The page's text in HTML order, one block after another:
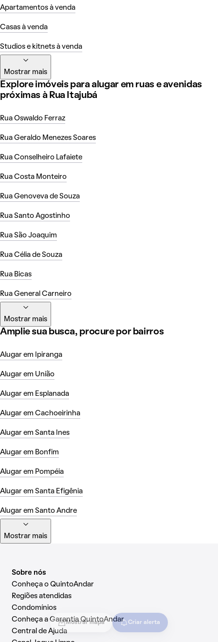
Mostrar mapa Criar alerta
Apartamentos à venda
Casas à venda
Studios e kitnets à venda
Mostrar mais
Explore imóveis para alugar em ruas e avenidas
próximas à Rua Itajubá
Rua Oswaldo Ferraz
Rua Geraldo Menezes Soares
Rua Conselheiro Lafaiete
Rua Costa Monteiro
Rua Genoveva de Souza
Rua Santo Agostinho
Rua São Joaquim
Rua Célia de Souza
Rua Bicas
Rua General Carneiro
Mostrar mais
Amplie sua busca, procure por bairros
Alugar em Ipiranga
Alugar em União
Alugar em Esplanada
Alugar em Cachoeirinha
Alugar em Santa Ines
Alugar em Bonfim
Alugar em Pompéia
Alugar em Santa Efigênia
Alugar em Santo Andre
Mostrar mais
Sobre nós
Conheça o QuintoAndar
Regiões atendidas
Condomínios
Conheça a Garantia QuintoAndar
Central de Ajuda